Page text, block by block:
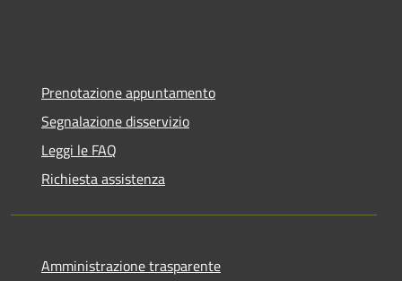
Prenotazione appuntamento
Segnalazione disservizio
Leggi le FAQ
Richiesta assistenza
Amministrazione trasparente